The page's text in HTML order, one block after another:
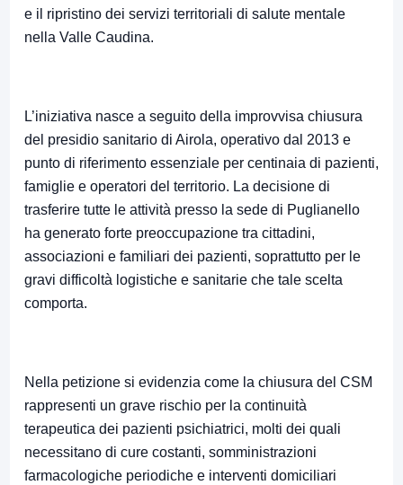
e il ripristino dei servizi territoriali di salute mentale
nella Valle Caudina.
L’iniziativa nasce a seguito della improvvisa chiusura
del presidio sanitario di Airola, operativo dal 2013 e
punto di riferimento essenziale per centinaia di pazienti,
famiglie e operatori del territorio. La decisione di
trasferire tutte le attività presso la sede di Puglianello
ha generato forte preoccupazione tra cittadini,
associazioni e familiari dei pazienti, soprattutto per le
gravi difficoltà logistiche e sanitarie che tale scelta
comporta.
Nella petizione si evidenzia come la chiusura del CSM
rappresenti un grave rischio per la continuità
terapeutica dei pazienti psichiatrici, molti dei quali
necessitano di cure costanti, somministrazioni
farmacologiche periodiche e interventi domiciliari